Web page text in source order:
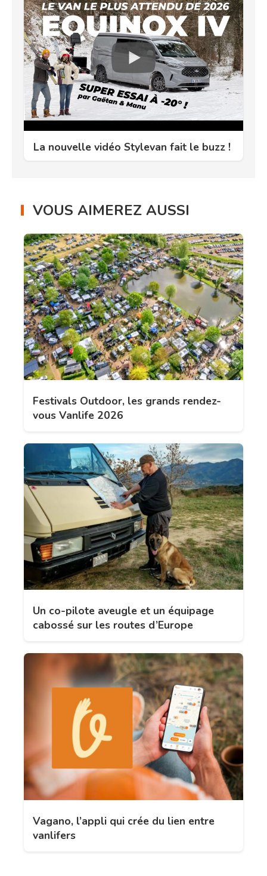
La nouvelle vidéo Stylevan fait le buzz !
VOUS AIMEREZ AUSSI
Festivals Outdoor, les grands rendez-
vous Vanlife 2026
Un co-pilote aveugle et un équipage
cabossé sur les routes d’Europe
Vagano, l’appli qui crée du lien entre
vanlifers